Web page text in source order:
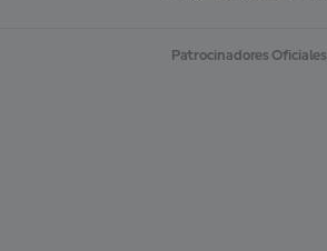
Patrocinadores Oficiales